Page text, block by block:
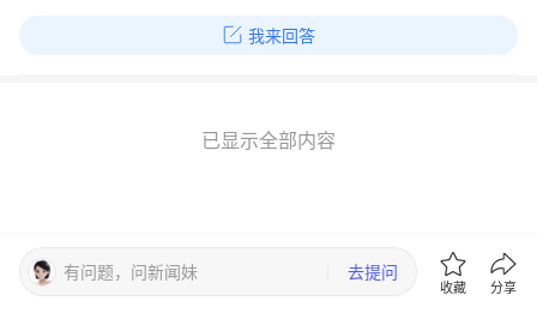
我来回答
已显示全部内容
有问题，问新闻妹 去提问
收藏 分享